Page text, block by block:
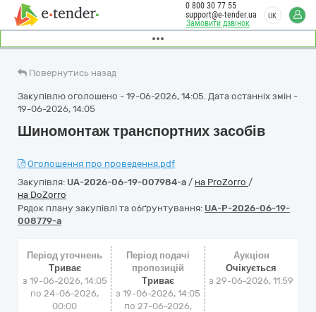
Замовити дзвінок
0 800 30 77 55
support@e-tender.ua
UK
Повернутись назад
Закупівлю оголошено - 19-06-2026, 14:05. Дата останніх змін -
19-06-2026, 14:05
Шиномонтаж транспортних засобів
Оголошення про проведення.pdf
Закупівля: UA-2026-06-19-007984-a / на ProZorro /
на DoZorro
Рядок плану закупівлі та обґрунтування: UA-P-2026-06-19-
008779-a
Період уточнень
Триває
з 19-06-2026, 14:05
по 24-06-2026,
00:00
Період подачі
пропозицій
Триває
з 19-06-2026, 14:05
по 27-06-2026,
Аукціон
Очікується
з29-06-2026, 11:59